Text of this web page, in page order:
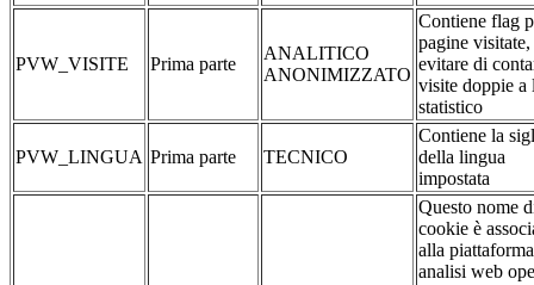
PVW_VISITE Prima parte
ANALITICO
ANONIMIZZATO
Contiene flag
pagine visitate,
evitare di
visite doppie a
statistico
PVW_LINGUA Prima parte TECNICO
Contiene la
della lingua
impostata
Questo nome
cookie è
alla
analisi web